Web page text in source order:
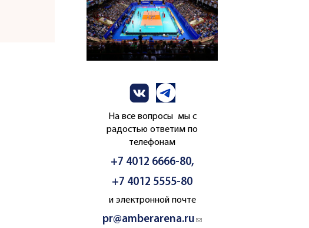
На все вопросы мы с
радостью ответим по
телефонам
+7 4012 6666-80,
+7 4012 5555-80
и электронной почте
pr@amberarena.ru(link sends e-mail)